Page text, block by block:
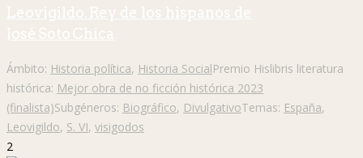
Leovigildo. Rey de los hispanos de
José Soto Chica
Ámbito: Historia política, Historia SocialPremio Hislibris literatura
histórica: Mejor obra de no ficción histórica 2023
(finalista)Subgéneros: Biográfico, DivulgativoTemas: España,
Leovigildo, S. VI, visigodos
2